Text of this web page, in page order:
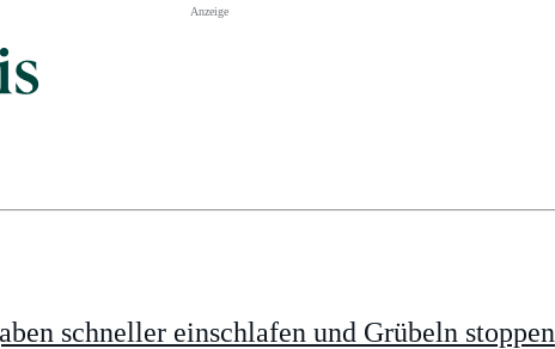
Anzeige
schneller einschlafen und Grübeln stoppen